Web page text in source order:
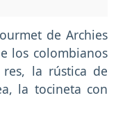
de Archies
los colombianos
la rústica de
la tocineta con